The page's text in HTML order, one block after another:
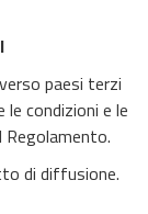
paesi terzi
condizioni e le
di diffusione.